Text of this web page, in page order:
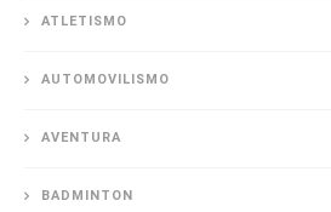
ATLETISMO
AUTOMOVILISMO
AVENTURA
BADMINTON